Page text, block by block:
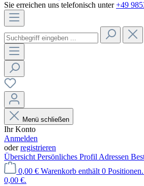
Sie erreichen uns telefonisch unter +49
Menü schließen
Ihr Konto
Anmelden
oderregistrieren
Übersicht Persönliches Profil Adressen
0,00 € Warenkorb enthält 0
0,00 €.